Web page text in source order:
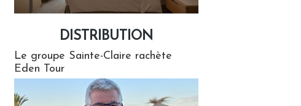
DISTRIBUTION
Le groupe Sainte-Claire rachète
Eden Tour